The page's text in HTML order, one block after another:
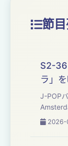
節
S2-36
ラ」
J-POP
ロとフ
2026-